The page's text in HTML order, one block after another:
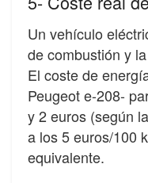
Un vehículo
de combustión y
El coste de
Peugeot e-208-
y 2 euros (según
a los 5 euros/100
equivalente.